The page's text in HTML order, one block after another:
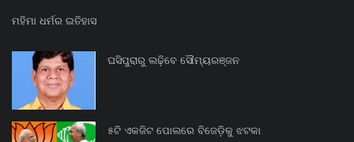
ମହିମା ଧର୍ମର ଇତିହାସ
ଘସିପୁରାରୁ ଲଢ଼ିବେ ସୌମ୍ୟରଞ୍ଜନ
୫ଟି ଏକଜିଟ ପୋଲରେ ବିଜେଡ଼ିକୁ ଝଟକା